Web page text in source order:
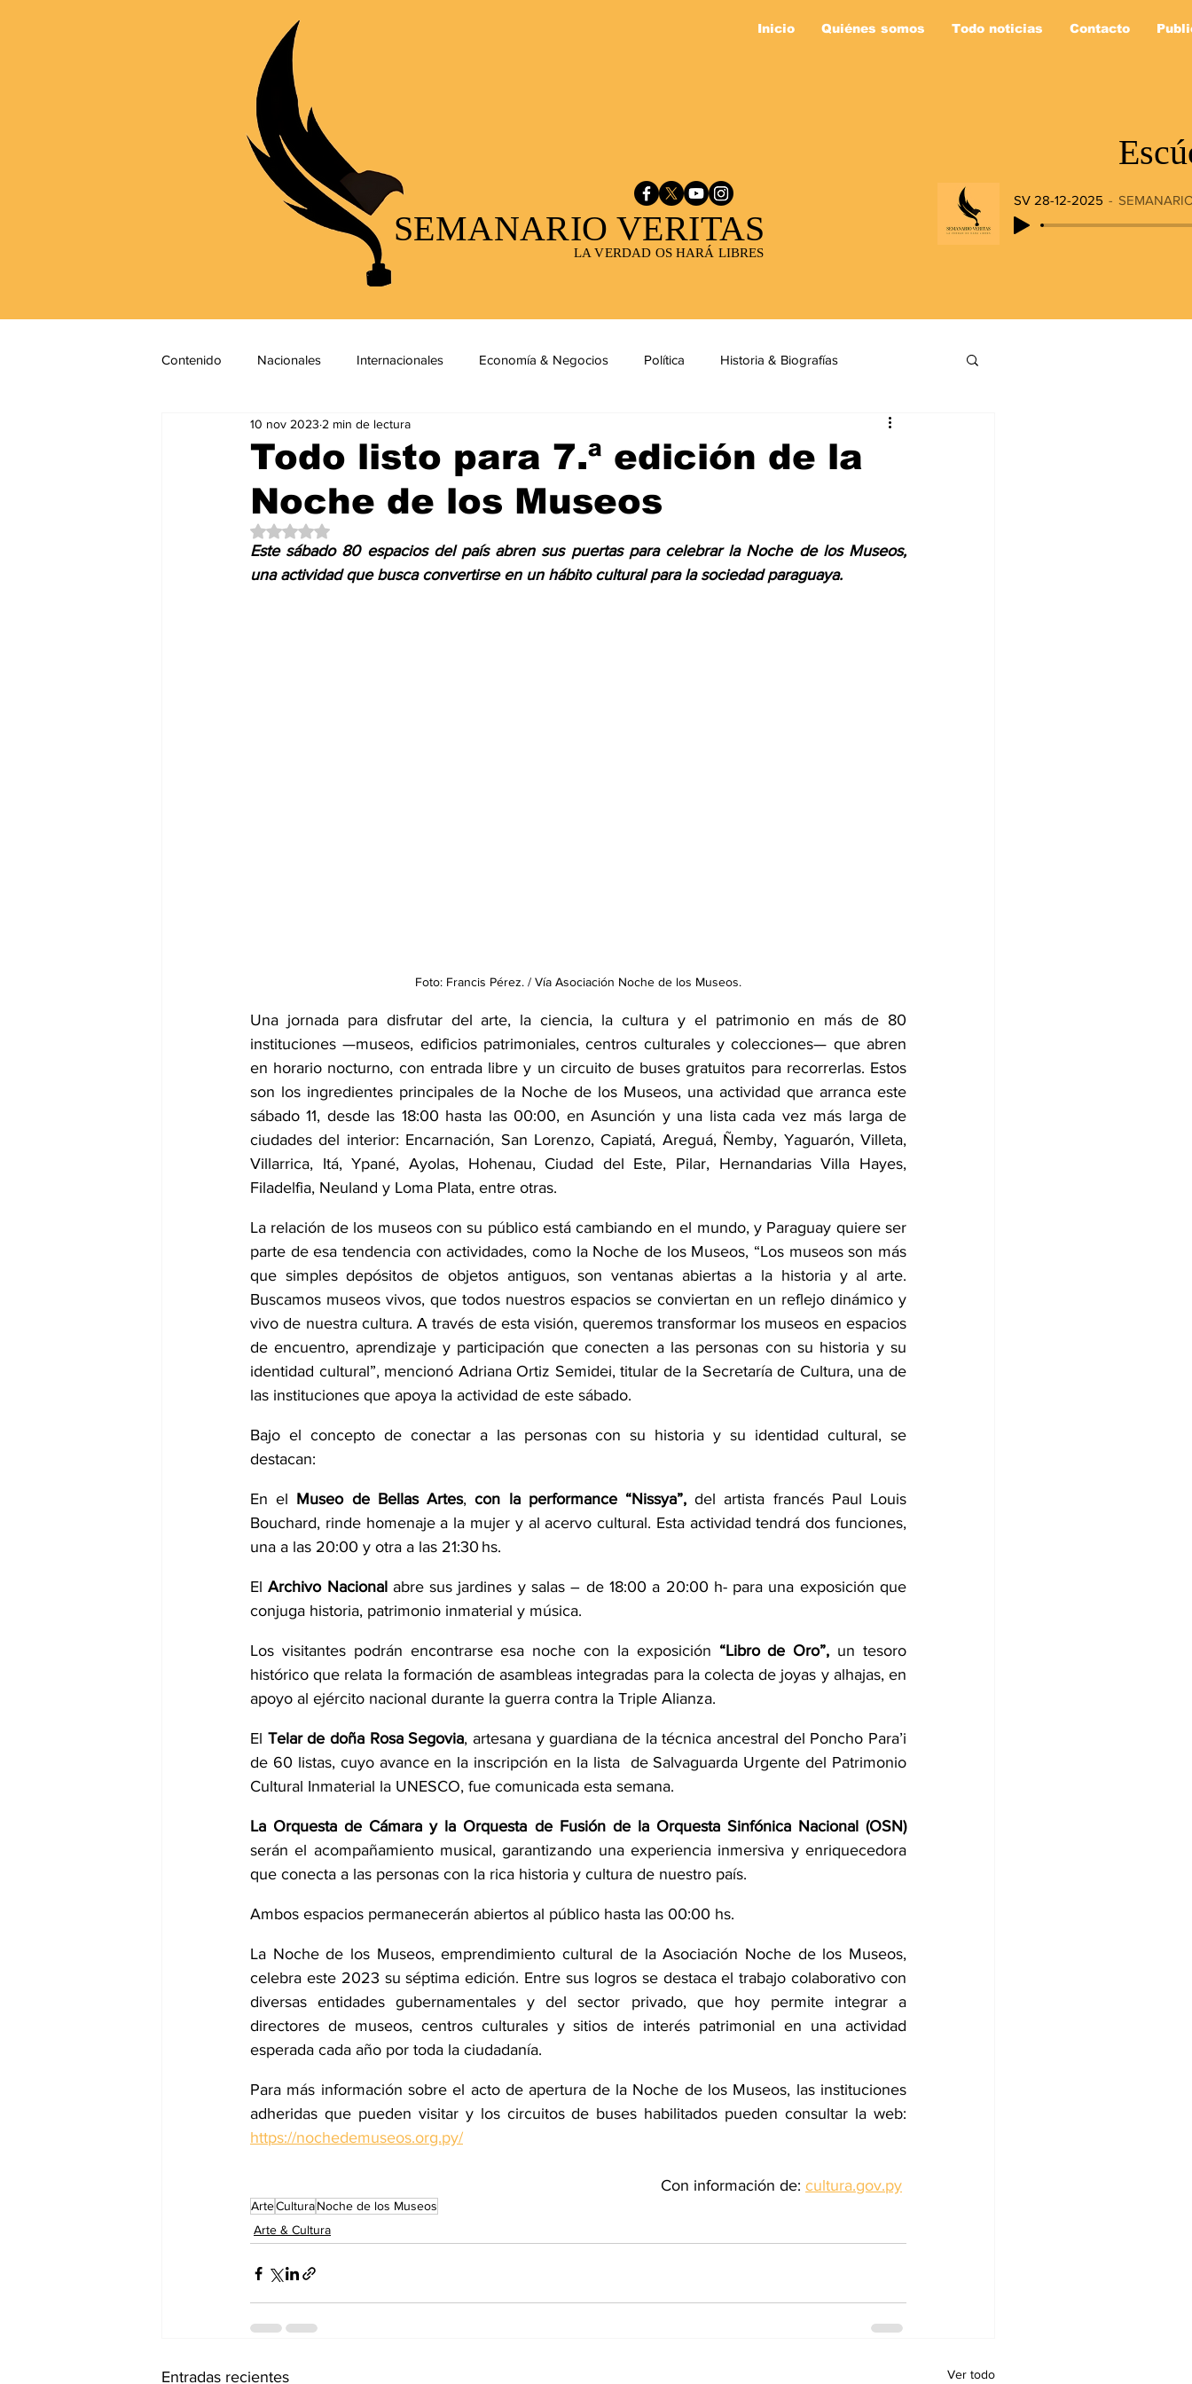
Inicio Quiénes somos Todo noticias Contacto
LA VERDAD OS HARÁ LIBRES
SEMANARIO VERITAS
SV 28-12-2025
Contenido Nacionales Internacionales Economía & Negocios Política Historia & Biografías
Salud & Bienestar Editorial
Mundo Gastronómico Mundo Animal Arte & Cultura Deportes
Todo listo para 7.ª edición de la
Noche de los Museos
10 nov 2023 2 min de lectura
Obtuvo NaN de 5 estrellas.
Este sábado 80 espacios del país abren sus puertas para celebrar la Noche de los Museos,
una actividad que busca convertirse en un hábito cultural para la sociedad paraguaya.
Foto: Francis Pérez. / Vía Asociación Noche de los Museos.
Una jornada para disfrutar del arte, la ciencia, la cultura y el patrimonio en más de 80
instituciones —museos, edificios patrimoniales, centros culturales y colecciones— que abren
en horario nocturno, con entrada libre y un circuito de buses gratuitos para recorrerlas. Estos
son los ingredientes principales de la Noche de los Museos, una actividad que arranca este
sábado 11, desde las 18:00 hasta las 00:00, en Asunción y una lista cada vez más larga de
ciudades del interior: Encarnación, San Lorenzo, Capiatá, Areguá, Ñemby, Yaguarón, Villeta,
Villarrica, Itá, Ypané, Ayolas, Hohenau, Ciudad del Este, Pilar, Hernandarias Villa Hayes,
Filadelfia, Neuland y Loma Plata, entre otras.
La relación de los museos con su público está cambiando en el mundo, y Paraguay quiere ser
parte de esa tendencia con actividades, como la Noche de los Museos, “Los museos son más
que simples depósitos de objetos antiguos, son ventanas abiertas a la historia y al arte.
Buscamos museos vivos, que todos nuestros espacios se conviertan en un reflejo dinámico y
vivo de nuestra cultura. A través de esta visión, queremos transformar los museos en espacios
de encuentro, aprendizaje y participación que conecten a las personas con su historia y su
identidad cultural”, mencionó Adriana Ortiz Semidei, titular de la Secretaría de Cultura, una de
las instituciones que apoya la actividad de este sábado.
Bajo el concepto de conectar a las personas con su historia y su identidad cultural, se
destacan:
En el Museo de Bellas Artes, con la performance “Nissya”, del artista francés Paul Louis
Bouchard, rinde homenaje a la mujer y al acervo cultural. Esta actividad tendrá dos funciones,
una a las 20:00 y otra a las 21:30 hs.
El Archivo Nacional abre sus jardines y salas – de 18:00 a 20:00 h- para una exposición que
conjuga historia, patrimonio inmaterial y música.
Los visitantes podrán encontrarse esa noche con la exposición “Libro de Oro”, un tesoro
histórico que relata la formación de asambleas integradas para la colecta de joyas y alhajas, en
apoyo al ejército nacional durante la guerra contra la Triple Alianza.
El Telar de doña Rosa Segovia, artesana y guardiana de la técnica ancestral del Poncho Para’i
de 60 listas, cuyo avance en la inscripción en la lista  de Salvaguarda Urgente del Patrimonio
Cultural Inmaterial la UNESCO, fue comunicada esta semana.
La Orquesta de Cámara y la Orquesta de Fusión de la Orquesta Sinfónica Nacional (OSN)
serán el acompañamiento musical, garantizando una experiencia inmersiva y enriquecedora
que conecta a las personas con la rica historia y cultura de nuestro país.
Ambos espacios permanecerán abiertos al público hasta las 00:00 hs.
La Noche de los Museos, emprendimiento cultural de la Asociación Noche de los Museos,
celebra este 2023 su séptima edición. Entre sus logros se destaca el trabajo colaborativo con
diversas entidades gubernamentales y del sector privado, que hoy permite integrar a
directores de museos, centros culturales y sitios de interés patrimonial en una actividad
esperada cada año por toda la ciudadanía.
Para más información sobre el acto de apertura de la Noche de los Museos, las instituciones
https://nochedemuseos.org.py/
Con información de: cultura.gov.py
ArteCulturaNoche de los Museos
Arte & Cultura
Entradas recientes Ver todo